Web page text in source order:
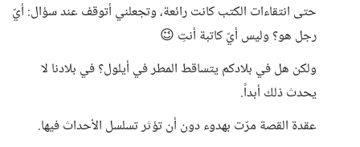
حتى انتقاءات الكتب كانت رائعة، وتجعلني أتوقف عند سؤال: أيّ
رجل هو؟ وليس أيّ كاتبة أنتِ 😉
ولكن هل في بلادكم يتساقط المطر في أيلول؟ في بلادنا لا
يحدث ذلك أبداً.
عقدة القصة مرّت بهدوء دون أن تؤثر تسلسل الأحداث فيها.